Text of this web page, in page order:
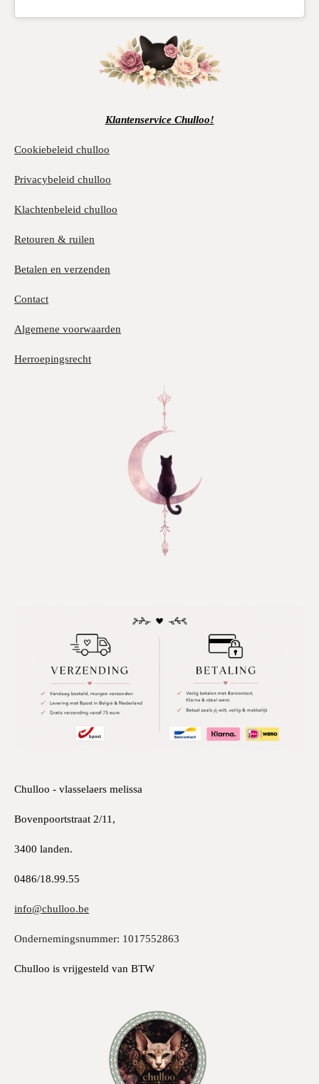
Klantenservice Chulloo!
Cookiebeleid chulloo
Privacybeleid chulloo
Klachtenbeleid chulloo
Retouren & ruilen
Betalen en verzenden
Contact
Algemene voorwaarden
Herroepingsrecht
Chulloo - vlasselaers melissa
Bovenpoortstraat 2/11,
3400 landen.
0486/18.99.55
info@chulloo.be
Ondernemingsnummer: 1017552863
Chulloo is vrijgesteld van BTW